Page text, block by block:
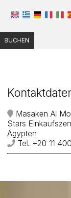
BUCHEN
Masaken Al
Stars
Ägypten
Tel. +20 11